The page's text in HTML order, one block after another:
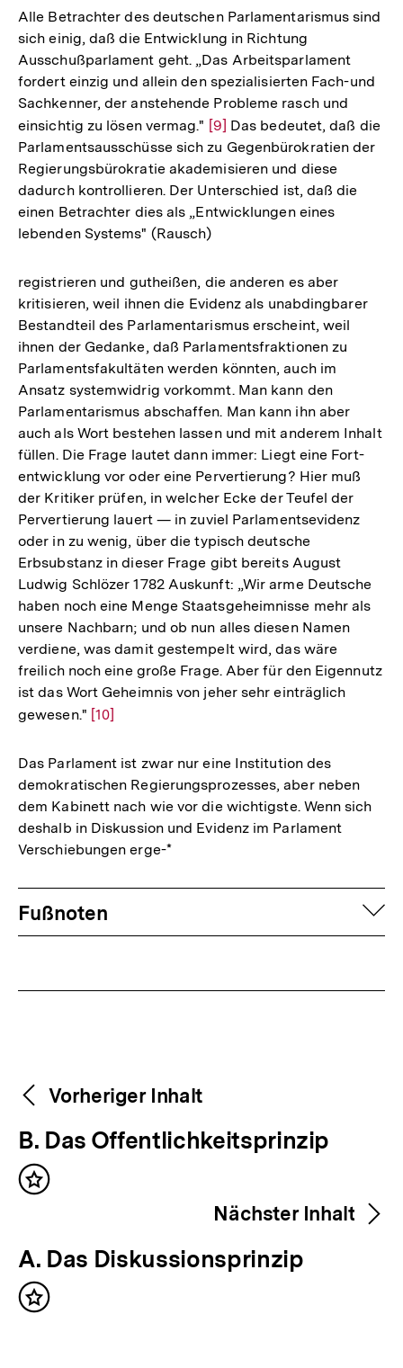
Alle Betrachter des deutschen Parlamentarismus sind
sich einig, daß die Entwicklung in Richtung
Ausschußparlament geht. „Das Arbeitsparlament
fordert einzig und allein den spezialisierten Fach-und
Sachkenner, der anstehende Probleme rasch und
einsichtig zu lösen vermag." Zur
Auflösung
der
Fußnote
[9] Das bedeutet, daß die
Parlamentsausschüsse sich zu Gegenbürokratien der
Regierungsbürokratie akademisieren und diese
dadurch kontrollieren. Der Unterschied ist, daß die
einen Betrachter dies als „Entwicklungen eines
lebenden Systems" (Rausch)
registrieren und gutheißen, die anderen es aber
kritisieren, weil ihnen die Evidenz als unabdingbarer
Bestandteil des Parlamentarismus erscheint, weil
ihnen der Gedanke, daß Parlamentsfraktionen zu
Parlamentsfakultäten werden könnten, auch im
Ansatz systemwidrig vorkommt. Man kann den
Parlamentarismus abschaffen. Man kann ihn aber
auch als Wort bestehen lassen und mit anderem Inhalt
füllen. Die Frage lautet dann immer: Liegt eine Fort-
entwicklung vor oder eine Pervertierung? Hier muß
der Kritiker prüfen, in welcher Ecke der Teufel der
Pervertierung lauert — in zuviel Parlamentsevidenz
oder in zu wenig, über die typisch deutsche
Erbsubstanz in dieser Frage gibt bereits August
Ludwig Schlözer 1782 Auskunft: „Wir arme Deutsche
haben noch eine Menge Staatsgeheimnisse mehr als
unsere Nachbarn; und ob nun alles diesen Namen
verdiene, was damit gestempelt wird, das wäre
freilich noch eine große Frage. Aber für den Eigennutz
ist das Wort Geheimnis von jeher sehr einträglich
gewesen." Zur
der
Fußnote
[10]
Das Parlament ist zwar nur eine Institution des
demokratischen Regierungsprozesses, aber neben
dem Kabinett nach wie vor die wichtigste. Wenn sich
deshalb in Diskussion und Evidenz im Parlament
Verschiebungen erge-*
Fussnoten
Fußnoten
Weitere
Inhalte
Content-
Navigation
Vorheriger Inhalt
V
o
r
e
r
i
B. Das Offentlichkeitsprinzip
Inhalt
Nächster Inhalt
N
ä
c
A. Das Diskussionsprinzip
Inhalt